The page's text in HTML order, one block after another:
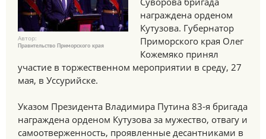
Автор:
Правительство Приморского края
награждена орденом
Кутузова. Губернатор
Приморского края Олег
Кожемяко принял
участие в торжественном мероприятии в среду, 27
мая, в Уссурийске.
Указом Президента Владимира Путина 83-я бригада
награждена орденом Кутузова за мужество, отвагу и
самоотверженность, проявленные десантниками в